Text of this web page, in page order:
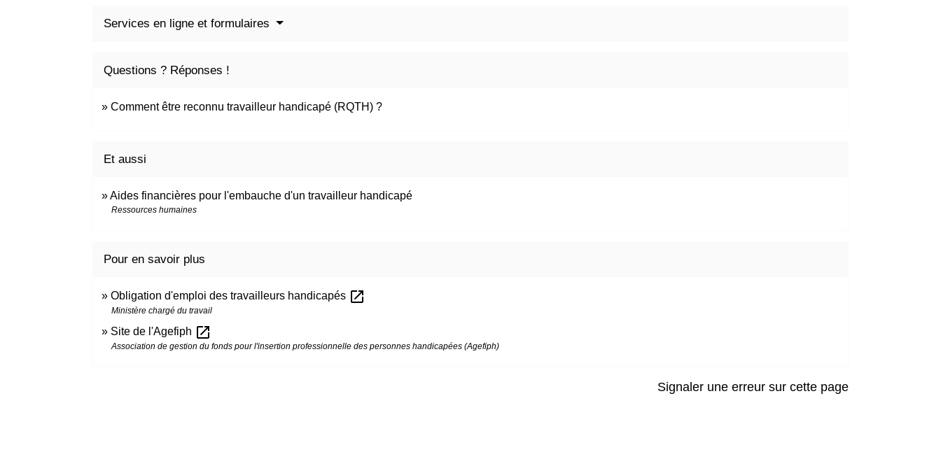
Services en ligne et formulaires
Questions ? Réponses !
Comment être reconnu travailleur handicapé (RQTH) ?
Et aussi
Aides financières pour l'embauche d'un travailleur handicapé
Ressources humaines
Pour en savoir plus
Obligation d'emploi des travailleurs handicapés open_in_new
Ministère chargé du travail
Site de l'Agefiph open_in_new
Association de gestion du fonds pour l'insertion professionnelle des personnes handicapées (Agefiph)
Signaler une erreur sur cette page